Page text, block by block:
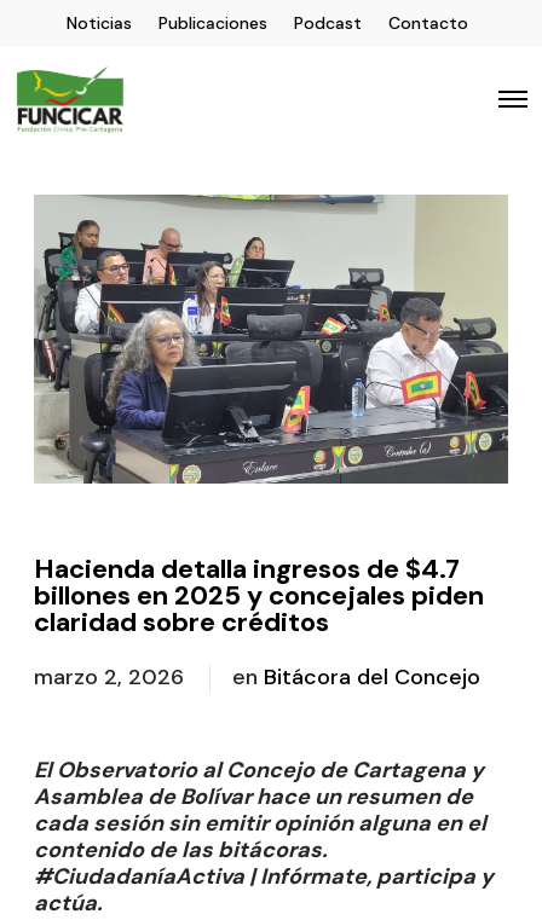
Noticias Publicaciones Podcast Contacto
Hacienda detalla ingresos de $4.7
billones en 2025 y concejales piden
claridad sobre créditos
marzo 2, 2026 en Bitácora del Concejo
El Observatorio al Concejo de Cartagena y
Asamblea de Bolívar hace un resumen de
cada sesión sin emitir opinión alguna en el
contenido de las bitácoras.
#CiudadaníaActiva | Infórmate, participa y
actúa.